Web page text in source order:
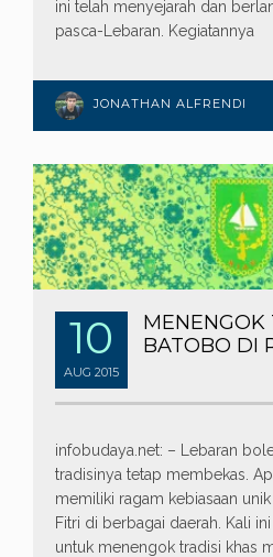
ini telah menyejarah dan
pasca-Lebaran. Kegiatannya
JONATHAN ALFRENDI
10
AUG 2015
MENENGOK
BATOBO DI
infobudaya.net: – Lebaran
tradisinya tetap membekas.
memiliki ragam kebiasaan
Fitri di berbagai daerah. Kali
untuk menengok tradisi khas